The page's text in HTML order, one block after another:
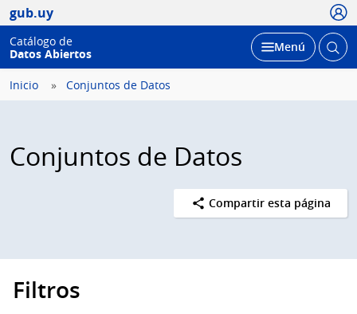
gub.uy
Catálogo de
Datos Abiertos
Desplegar
Menú Abrir
Inicio Conjuntos de Datos
Conjuntos de Datos
Compartir esta página
Filtros